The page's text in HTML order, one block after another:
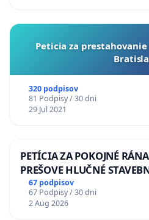
Peticia za
320 podpisov
81 Podpisy / 30 dni
29 Jul 2021
PETÍCIA ZA POKOJNÉ
PREŠOVE HLUČNÉ
LEN OD 9.00 DO 13.00
TÝŽDEŇ CIEĽ 8.00 – 18.00
KONTROLA STAVBY C-AREA
67 podpisov
67 Podpisy / 30 dni
2 Aug 2026